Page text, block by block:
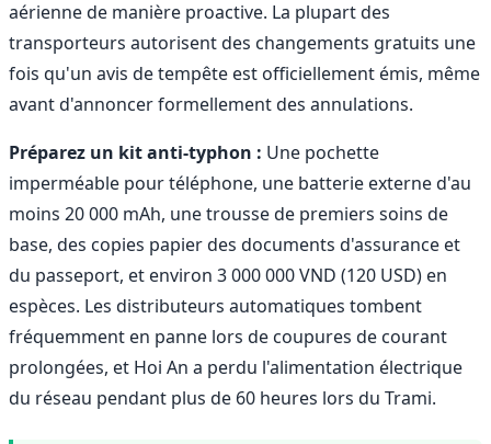
aérienne de manière proactive. La plupart des
transporteurs autorisent des changements gratuits une
fois qu'un avis de tempête est officiellement émis, même
avant d'annoncer formellement des annulations.
Préparez un kit anti-typhon : Une pochette
imperméable pour téléphone, une batterie externe d'au
moins 20 000 mAh, une trousse de premiers soins de
base, des copies papier des documents d'assurance et
du passeport, et environ 3 000 000 VND (120 USD) en
espèces. Les distributeurs automatiques tombent
fréquemment en panne lors de coupures de courant
prolongées, et Hoi An a perdu l'alimentation électrique
du réseau pendant plus de 60 heures lors du Trami.